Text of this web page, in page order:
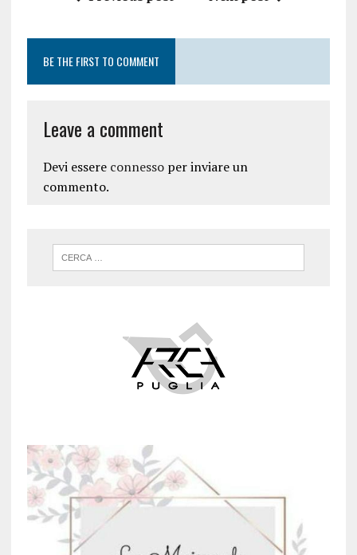
BE THE FIRST TO COMMENT
Leave a comment
Devi essere connessoper inviare un
commento.